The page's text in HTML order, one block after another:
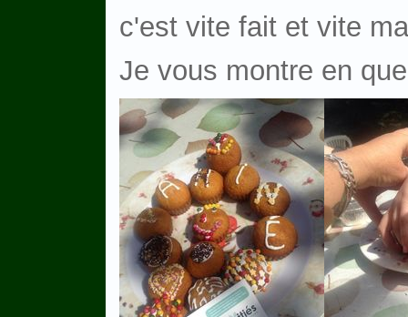
c'est vite fait et vite
Je vous montre en